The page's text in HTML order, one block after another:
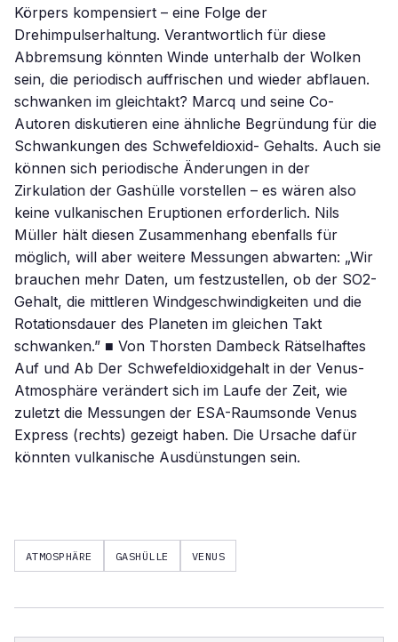
Körpers kompensiert – eine Folge der
Drehimpulserhaltung. Verantwortlich für diese
Abbremsung könnten Winde unterhalb der Wolken
sein, die periodisch auffrischen und wieder abflauen.
schwanken im gleichtakt? Marcq und seine Co-
Autoren diskutieren eine ähnliche Begründung für die
Schwankungen des Schwefeldioxid- Gehalts. Auch sie
können sich periodische Änderungen in der
Zirkulation der Gashülle vorstellen – es wären also
keine vulkanischen Eruptionen erforderlich. Nils
Müller hält diesen Zusammenhang ebenfalls für
möglich, will aber weitere Messungen abwarten: „Wir
brauchen mehr Daten, um festzustellen, ob der SO2-
Gehalt, die mittleren Windgeschwindigkeiten und die
Rotationsdauer des Planeten im gleichen Takt
schwanken.” ■ Von Thorsten Dambeck Rätselhaftes
Auf und Ab Der Schwefeldioxidgehalt in der Venus-
Atmosphäre verändert sich im Laufe der Zeit, wie
zuletzt die Messungen der ESA-Raumsonde Venus
Express (rechts) gezeigt haben. Die Ursache dafür
könnten vulkanische Ausdünstungen sein.
ATMOSPHÄRE GASHÜLLE VENUS